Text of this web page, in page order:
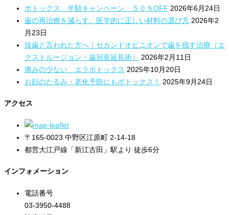
ボトックス 半額キャンペーン ５０％OFF 2026年6月24日
歯の再治療を減らす。医学的に正しい材料の選び方 2026年2
月23日
抜歯と言われた方へ｜セカンドオピニオンで歯を残す治療（エ
クストルージョン・歯冠長延長術）
2026年2月11日
痛みの少ない エラボトックス 2025年10月20日
お顔のたるみ・老化予防にもボトックス！
2025年9月24日
アクセス
〒165-0023 中野区江原町 2-14-18
都営大江戸線「新江古田」駅より 徒歩6分
インフォメーション
電話番号
03-3950-4488